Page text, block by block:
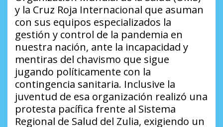
y la Cruz Roja Internacional que asuman
con sus equipos especializados la
gestión y control de la pandemia en
nuestra nación, ante la incapacidad y
mentiras del chavismo que sigue
jugando políticamente con la
contingencia sanitaria. Inclusive la
juventud de esa organización realizó una
protesta pacífica frente al Sistema
Regional de Salud del Zulia, exigiendo un